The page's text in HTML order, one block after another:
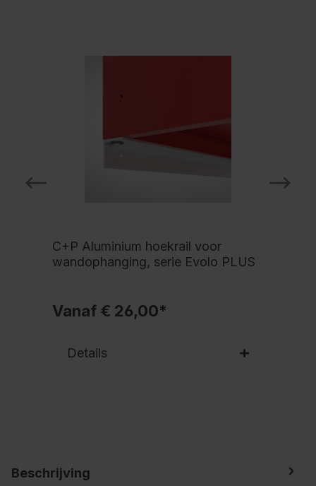
C+P Aluminium hoekrail voor
wandophanging, serie Evolo PLUS
Vanaf € 26,00*
Details
Beschrijving